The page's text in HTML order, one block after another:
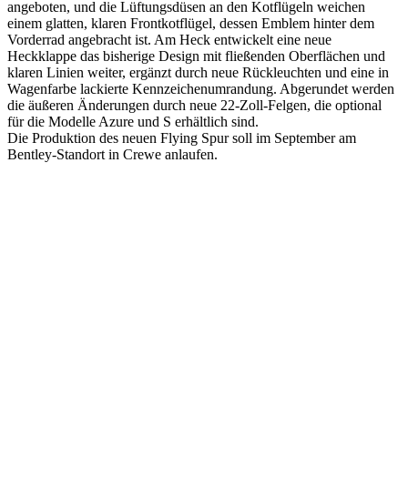
angeboten, und die Lüftungsdüsen an den Kotflügeln weichen
einem glatten, klaren Frontkotflügel, dessen Emblem hinter dem
Vorderrad angebracht ist. Am Heck entwickelt eine neue
Heckklappe das bisherige Design mit fließenden Oberflächen und
klaren Linien weiter, ergänzt durch neue Rückleuchten und eine in
Wagenfarbe lackierte Kennzeichenumrandung. Abgerundet werden
die äußeren Änderungen durch neue 22-Zoll-Felgen, die optional
für die Modelle Azure und S erhältlich sind.
Die Produktion des neuen Flying Spur soll im September am
Bentley-Standort in Crewe anlaufen.